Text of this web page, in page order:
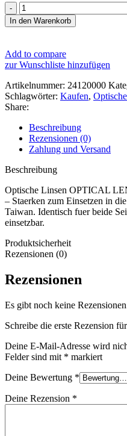
Scubapro
Zoom
Optische
Menge
In den Warenkorb
Add to compare
zur Wunschliste hinzufügen
Artikelnummer: 24120000
Schlagwörter: Kaufen,
Share:
Beschreibung
Rezensionen (0)
Zahlung und Versand
Beschreibung
Optische Linsen OPTICAL
– Staerken zum Einsetzen in
Taiwan. Identisch fuer beide
einsetzbar.
Produktsicherheit
Rezensionen (0)
Rezensionen
Es gibt noch keine
Schreibe die erste Rezension
Deine E-Mail-Adresse wird
Felder sind mit * markiert
Deine Bewertung *
Deine Rezension *